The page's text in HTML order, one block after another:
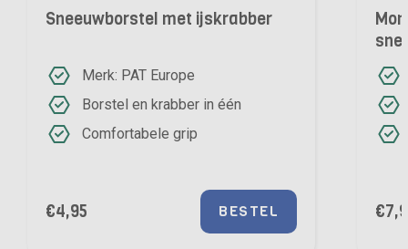
Sneeuwborstel met ijskrabber
Merk: PAT Europe
Borstel en krabber in één
Comfortabele grip
€4,95 BESTEL €